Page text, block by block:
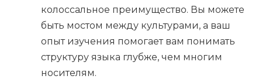
колоссальное преимущество. Вы можете
быть мостом между культурами, а ваш
опыт изучения помогает вам понимать
структуру языка глубже, чем многим
носителям.